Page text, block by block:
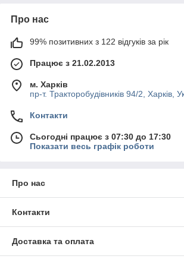
Про нас
99% позитивних з 122 відгуків за рік
Працює з 21.02.2013
м. Харків
пр-т. Тракторобудівників 94/2, Харків,
Контакти
Сьогодні працює з 07:30 до 17:30
Показати весь графік роботи
Про нас
Контакти
Доставка та оплата